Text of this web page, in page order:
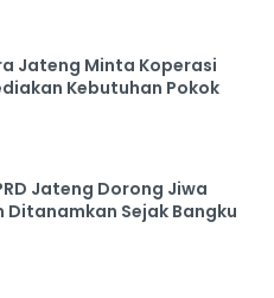
Jateng Minta Koperasi
Kebutuhan Pokok
Jateng Dorong Jiwa
Ditanamkan Sejak Bangku